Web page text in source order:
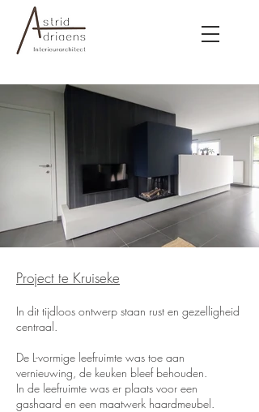
Project te Kruiseke
In dit tijdloos ontwerp staan rust en gezelligheid
centraal.
De L-vormige leefruimte was toe aan
vernieuwing, de keuken bleef behouden.
In de leefruimte was er plaats voor een
gashaard en een maatwerk haardmeubel.